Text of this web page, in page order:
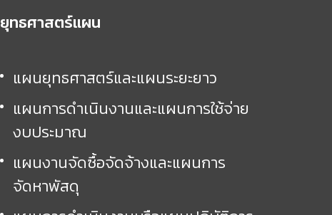
ยุทธศาสตร์แผน
แผนยุทธศาสตร์และแผนระยะยาว
แผนการดำเนินงานและแผนการใช้จ่าย
งบประมาณ
แผนงานจัดซื้อจัดจ้างและแผนการ
จัดหาพัสดุ